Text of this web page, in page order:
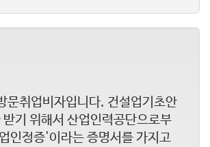
문취업비자입니다. 건설업기초안
기 위해서 산업인력공단으로부
인정증'이라는 증명서를 가지고